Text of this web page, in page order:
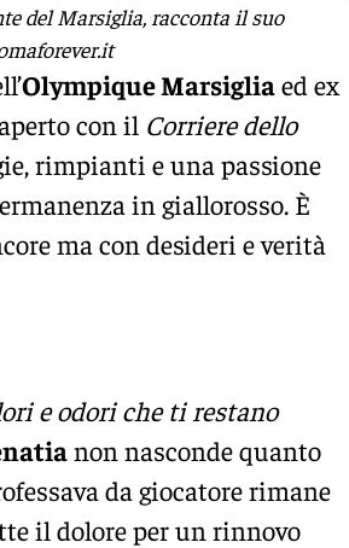
del Marsiglia, racconta il suo
Olympique Marsigliaed ex
con il Corriere dello
rimpianti e una passione
in giallorosso. È
ma con desideri e verità
e odori che ti restano
non nasconde quanto
da giocatore rimane
il dolore per un rinnovo